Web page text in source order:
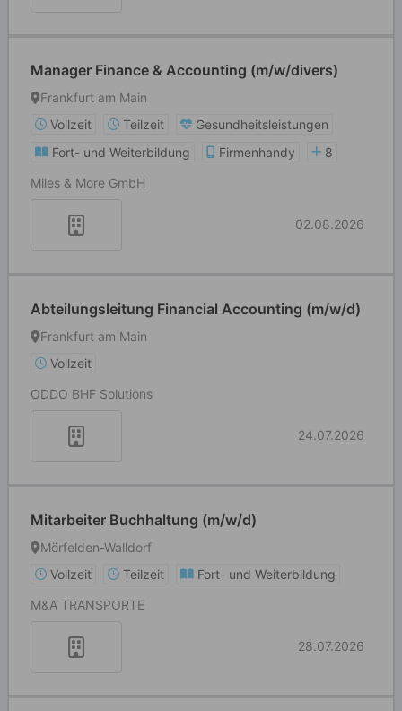
Manager Finance & Accounting (m/w/divers)
Frankfurt am Main
Vollzeit
Teilzeit
Gesundheitsleistungen
Fort- und Weiterbildung
Firmenhandy
8
Miles & More GmbH
02.08.2026
Abteilungsleitung Financial Accounting (m/w/d)
Frankfurt am Main
Vollzeit
ODDO BHF Solutions
24.07.2026
Mitarbeiter Buchhaltung (m/w/d)
Mörfelden-Walldorf
Vollzeit
Teilzeit
Fort- und Weiterbildung
M&A TRANSPORTE
28.07.2026